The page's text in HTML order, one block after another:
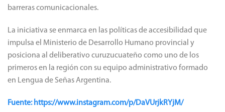
barreras comunicacionales.
La iniciativa se enmarca en las políticas de accesibilidad que
impulsa el Ministerio de Desarrollo Humano provincial y
posiciona al deliberativo curuzucuateño como uno de los
primeros en la región con su equipo administrativo formado
en Lengua de Señas Argentina.
Fuente: https://www.instagram.com/p/DaVUrjkRYjM/